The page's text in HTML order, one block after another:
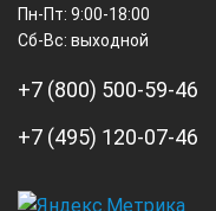
12,9/17
Комплектация
Пн-Пт: 9:00-18:00
Сб-Вс: выходной
+7 (800) 500-59-46
+7 (495) 120-07-46